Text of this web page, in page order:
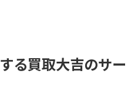
る買取大吉のサー